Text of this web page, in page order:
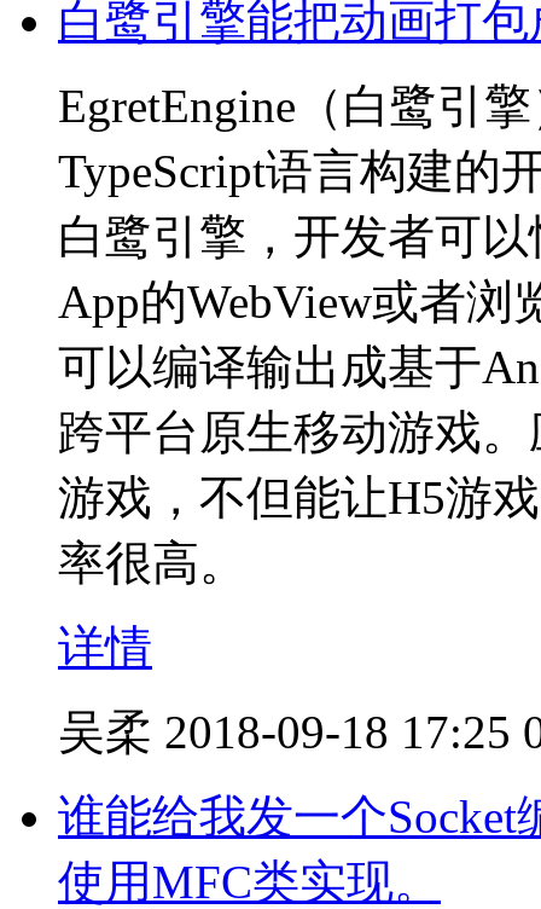
白鹭引擎能把动画打
EgretEngine（白鹭引
TypeScript语言构建的
白鹭引擎，开发者可
App的WebView或者
可以编译输出成基于
跨平台原生移动游戏
游戏，不但能让H5游
率很高。
详情
吴柔 2018-09-18 17:25
谁能给我发一个
使用MFC类实现。